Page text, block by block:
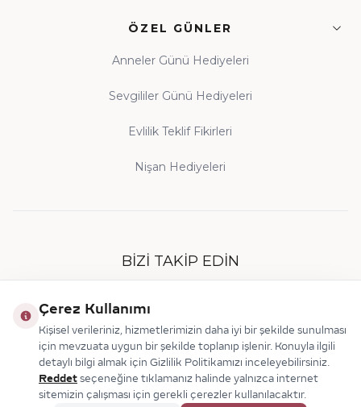
ÖZEL GÜNLER
Anneler Günü Hediyeleri
Sevgililer Günü Hediyeleri
Evlilik Teklif Fikirleri
Nişan Hediyeleri
© 2026 Makdis Pırlanta
BIZI TAKIP EDIN
Çerez Kullanımı
Kişisel verileriniz, hizmetlerimizin daha iyi bir şekilde sunulması
için mevzuata uygun bir şekilde toplanıp işlenir. Konuyla ilgili
detaylı bilgi almak için Gizlilik Politikamızı inceleyebilirsiniz.
Reddet seçeneğine tıklamanız halinde yalnızca internet
sitemizin çalışması için gerekli çerezler kullanılacaktır.